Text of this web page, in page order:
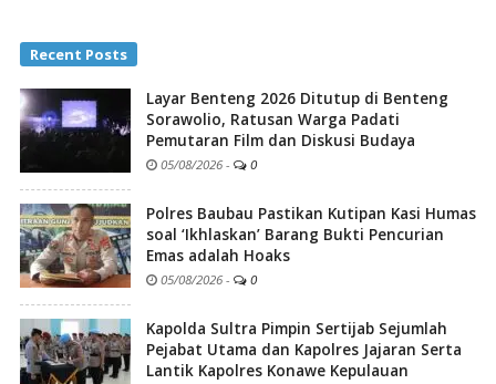
Recent Posts
Layar Benteng 2026 Ditutup di Benteng
Sorawolio, Ratusan Warga Padati
Pemutaran Film dan Diskusi Budaya
05/08/2026 - 0
Polres Baubau Pastikan Kutipan Kasi Humas
soal ‘Ikhlaskan’ Barang Bukti Pencurian
Emas adalah Hoaks
05/08/2026 - 0
Kapolda Sultra Pimpin Sertijab Sejumlah
Pejabat Utama dan Kapolres Jajaran Serta
Lantik Kapolres Konawe Kepulauan